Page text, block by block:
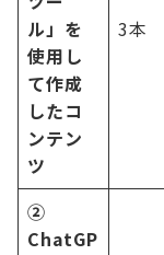
ル」を
使用し
て作成
したコ
ンテン
ツ
3本
②
ChatGP